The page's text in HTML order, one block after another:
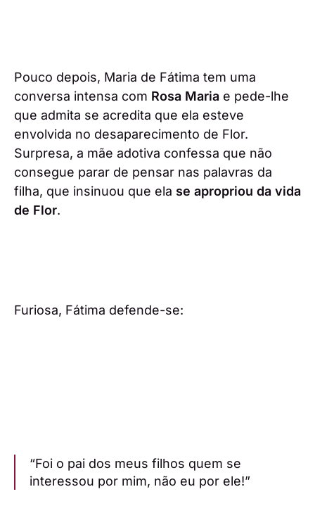
Pouco depois, Maria de Fátima tem uma
conversa intensa com Rosa Maria e pede-lhe
que admita se acredita que ela esteve
envolvida no desaparecimento de Flor.
Surpresa, a mãe adotiva confessa que não
consegue parar de pensar nas palavras da
filha, que insinuou que ela se apropriou da vida
de Flor.
Furiosa, Fátima defende-se:
“Foi o pai dos meus filhos quem se
interessou por mim, não eu por ele!”